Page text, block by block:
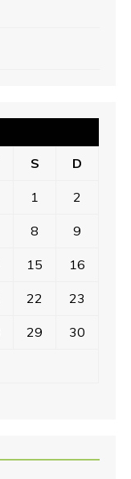
S D
1 2
8 9
15 16
22 23
29 30